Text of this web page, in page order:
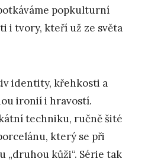
popkulturní
i tvory, kteří už ze světa
identity, křehkosti a
ironií i hravostí.
techniku, ručně šité
který se při
„druhou kůži“. Série tak